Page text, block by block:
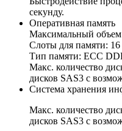
секунду.
Оперативная память
Максимальный
Слоты для памяти:
Тип памяти: ECC
Макс. количество
дисков SAS3 с
Система хранения
Макс. количество
дисков SAS3 с